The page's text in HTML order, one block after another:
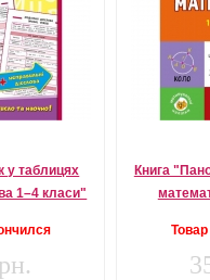
у таблицях
1–4 класи"
Книга